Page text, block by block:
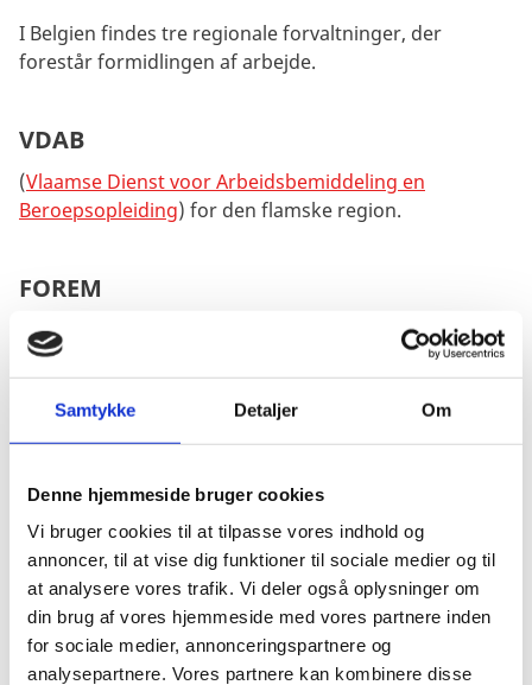
Samtykke Detaljer Om
Denne hjemmeside bruger cookies
Vi bruger cookies til at tilpasse vores indhold og
annoncer, til at vise dig funktioner til sociale medier og til
at analysere vores trafik. Vi deler også oplysninger om
din brug af vores hjemmeside med vores partnere inden
for sociale medier, annonceringspartnere og
analysepartnere. Vores partnere kan kombinere disse
I Belgien findes tre regionale forvaltninger, der
forestår formidlingen af arbejde.
VDAB
(Vlaamse Dienst voor Arbeidsbemiddeling en
Beroepsopleiding) for den flamske region.
FOREM
Formation-Emploi
) for den wallonske region samt det
tysktalende område i Belgien.
ACTIRIS
Gewestelijke Dienst voor Arbeidsbemiddeling
hovedstadsregionen, Bruxelles.
De tre forvaltninger har alle et net af lokale
arbejdsformidlingskontorer og et edbsystem med
oplysninger om ledige stillinger. Adresser samt
uddybende information findes under Borgerservice